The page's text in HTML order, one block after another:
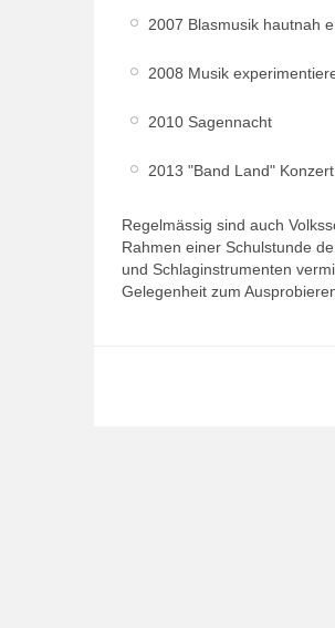
2007 Blasmusik hautnah
2008 Musik
2010 Sagennacht
2013 "Band Land"
Regelmässig sind auch
Rahmen einer Schulstunde
und Schlaginstrumenten
Gelegenheit zum